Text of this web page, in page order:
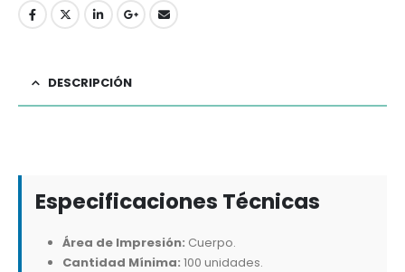
DESCRIPCIÓN
Especificaciones Técnicas
Área de Impresión: Cuerpo.
Cantidad Mínima: 100 unidades.